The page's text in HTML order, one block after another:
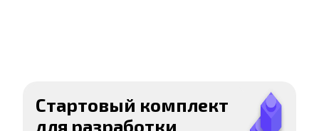
Стартовый комплект
для разработки